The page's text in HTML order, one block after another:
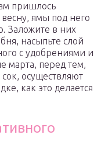
пришлось
ямы под него
Заложите в них
насыпьте слой
с удобрениями и
марта, перед тем,
осуществляют
как это делается